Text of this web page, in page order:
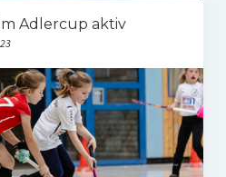
Adlercup aktiv